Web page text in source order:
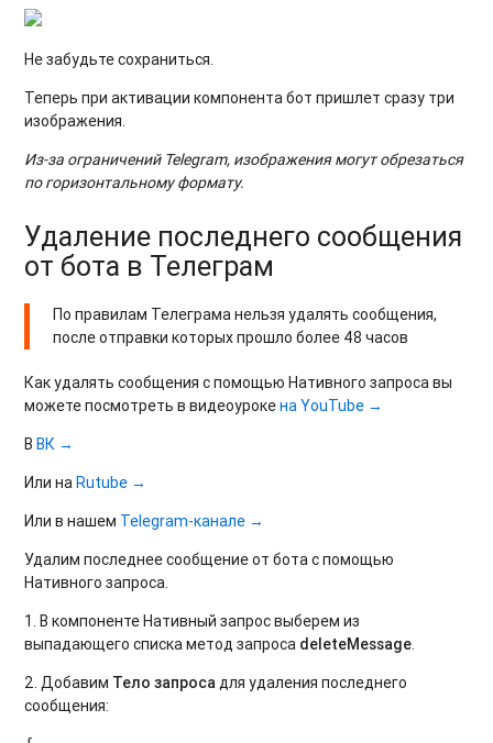
Не забудьте сохраниться.
Теперь при активации компонента бот пришлет сразу три
изображения.
Из-за ограничений Telegram, изображения могут обрезаться
по горизонтальному формату.
Удаление последнего сообщения
от бота в Телеграм
По правилам Телеграма нельзя удалять сообщения,
после отправки которых прошло более 48 часов
Как удалять сообщения с помощью Нативного запроса вы
можете посмотреть в видеоурокена YouTube →
ВВК →
Или наRutube →
Или в нашем Telegram-канале →
Удалим последнее сообщение от бота с помощью
Нативного запроса.
1. В компоненте Нативный запрос выберем из
выпадающего списка метод запроса deleteMessage.
2. Добавим Тело запросадля удаления последнего
сообщения: